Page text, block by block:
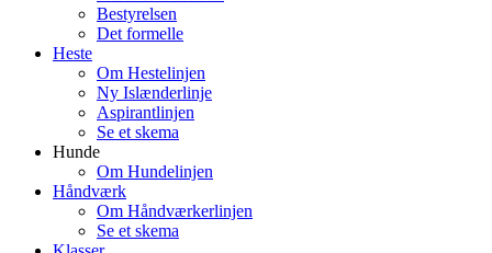
Bestyrelsen
Det formelle
Heste
Om Hestelinjen
Ny Islænderlinje
Aspirantlinjen
Se et skema
Hunde
Om Hundelinjen
Håndværk
Om Håndværkerlinjen
Se et skema